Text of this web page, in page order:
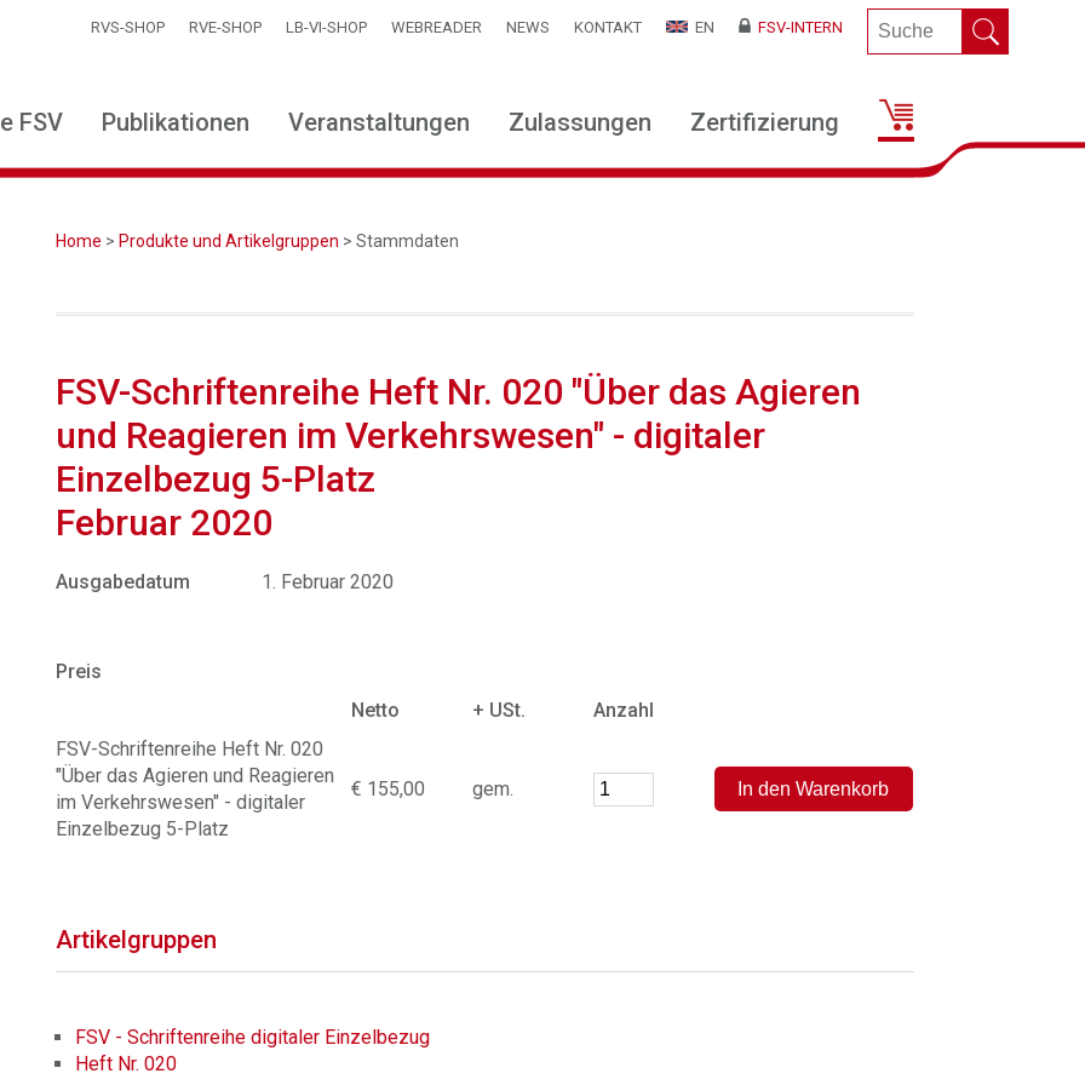
RVS-SHOP RVE-SHOP LB-VI-SHOP WEBREADER NEWS KONTAKT EN FSV-INTERN
FSV Publikationen Veranstaltungen Zulassungen Zertifizierung
Home > Produkte und Artikelgruppen > Stammdaten
FSV-Schriftenreihe Heft Nr. 020 "Über das Agieren
und Reagieren im Verkehrswesen" - digitaler
Einzelbezug 5-Platz
Februar 2020
Ausgabedatum 1. Februar 2020
Preis
Netto
+ USt.
Anzahl
FSV-Schriftenreihe Heft Nr. 020
"Über das Agieren und Reagieren
im Verkehrswesen" - digitaler
Einzelbezug 5-Platz
€ 155,00 gem.
Artikelgruppen
FSV - Schriftenreihe digitaler Einzelbezug
Heft Nr. 020